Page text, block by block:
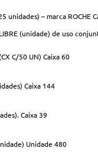
unidades) – marca ROCHE
LIBRE (unidade) de
C/50 UN) Caixa 60
Caixa 144
Caixa 39
Unidade 480